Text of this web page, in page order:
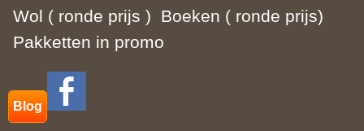
Wol ( ronde prijs )
Boeken ( ronde prijs)
Pakketten in promo
Blog